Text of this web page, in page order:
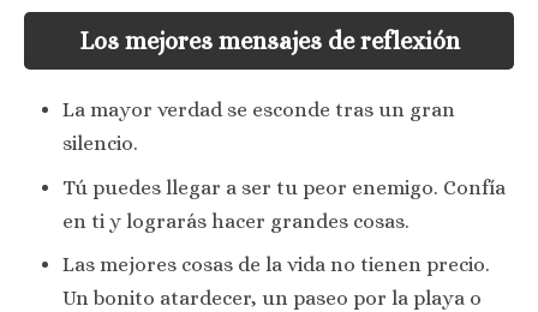
Los mejores mensajes de reflexión
La mayor verdad se esconde tras un gran
silencio.
Tú puedes llegar a ser tu peor enemigo. Confía
en ti y lograrás hacer grandes cosas.
Las mejores cosas de la vida no tienen precio.
Un bonito atardecer, un paseo por la playa o